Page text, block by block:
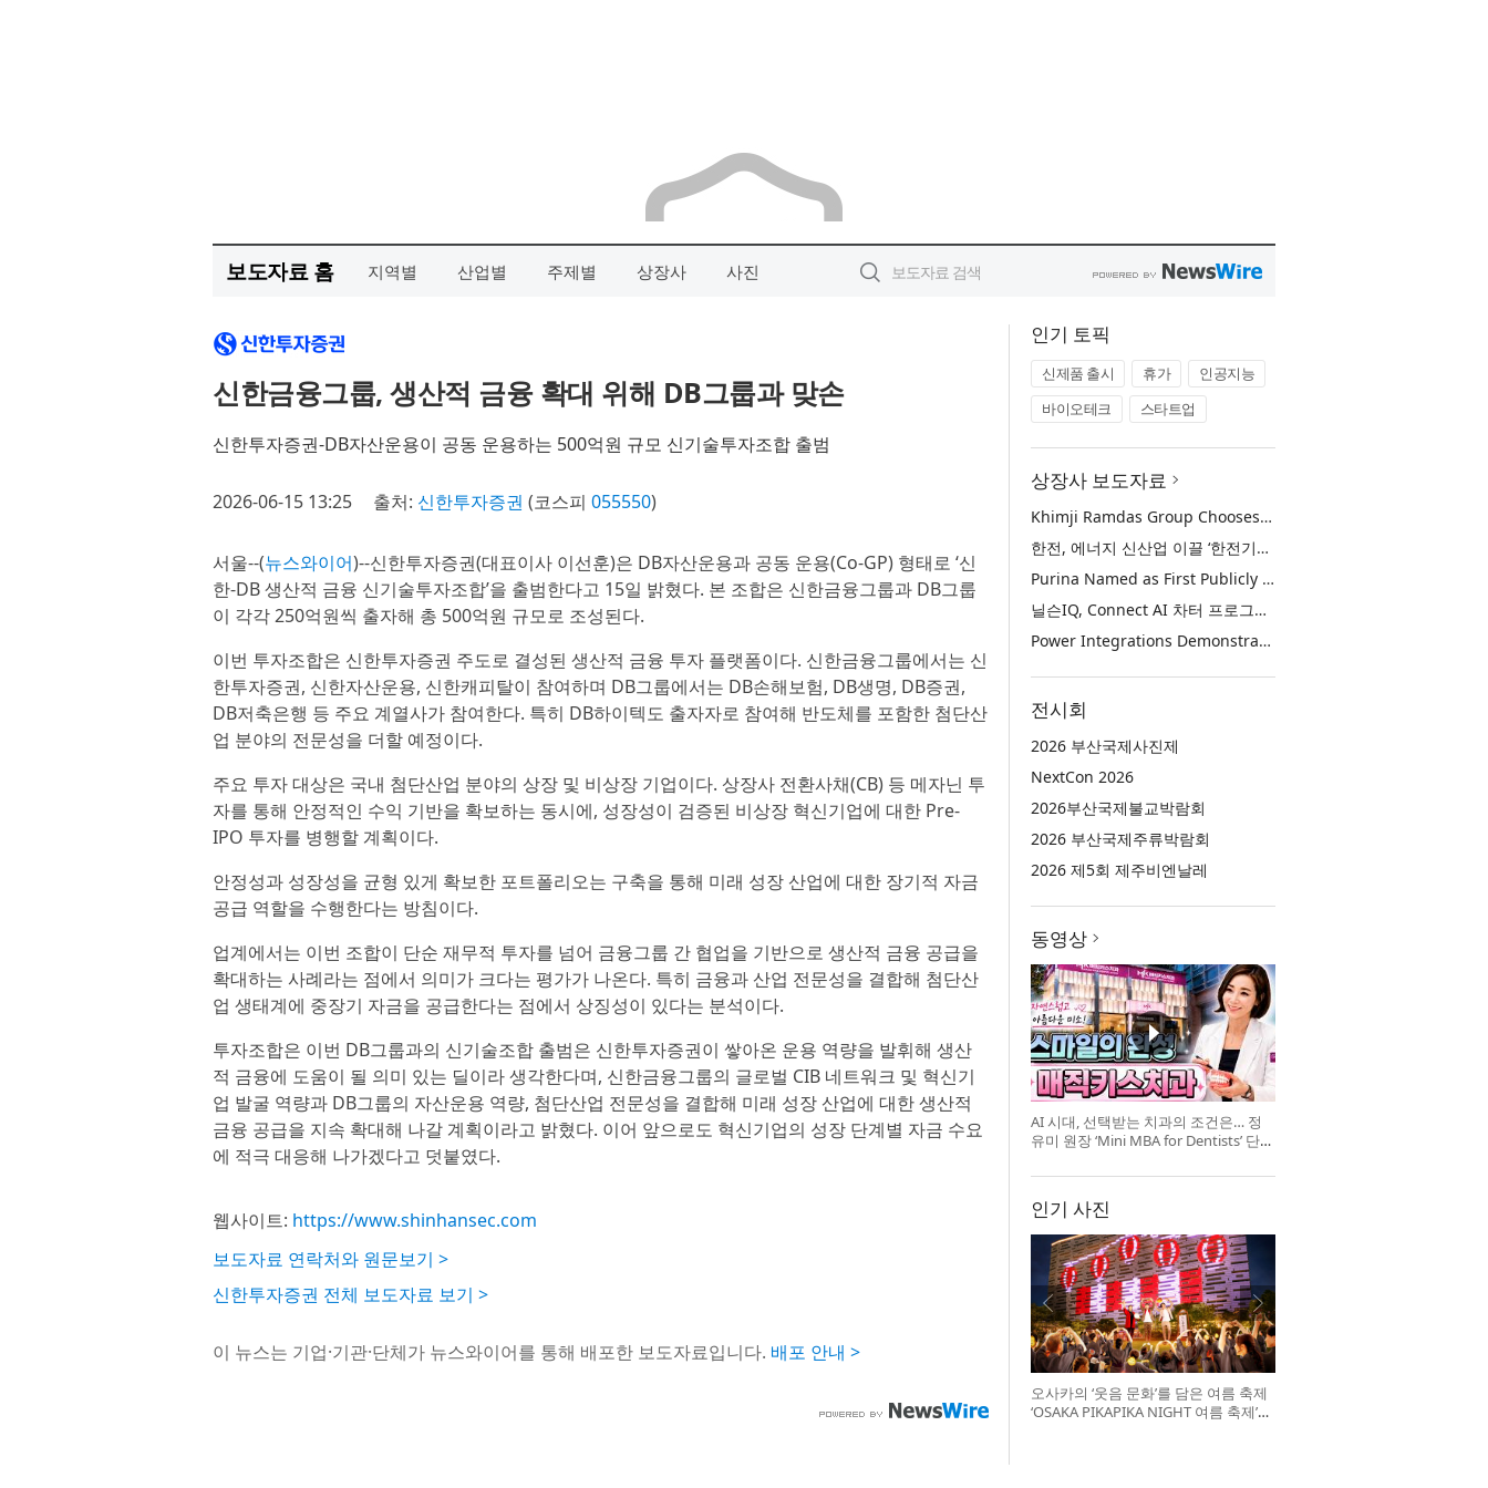
보도자료 홈 지역별 산업별 주제별 상장사 사진
신한금융그룹, 생산적 금융 확대 위해 DB그룹과 맞손
신한투자증권-DB자산운용이 공동 운용하는 500억원 규모 신기술투자조합 출범
2026-06-15 13:25 출처: 신한투자증권 (코스피 055550)
서울--(뉴스와이어)--신한투자증권(대표이사 이선훈)은 DB자산운용과 공동 운용(Co-GP) 형태로 ‘신
한-DB 생산적 금융 신기술투자조합’을 출범한다고 15일 밝혔다. 본 조합은 신한금융그룹과 DB그룹
이 각각 250억원씩 출자해 총 500억원 규모로 조성된다.
이번 투자조합은 신한투자증권 주도로 결성된 생산적 금융 투자 플랫폼이다. 신한금융그룹에서는 신
한투자증권, 신한자산운용, 신한캐피탈이 참여하며 DB그룹에서는 DB손해보험, DB생명, DB증권,
DB저축은행 등 주요 계열사가 참여한다. 특히 DB하이텍도 출자자로 참여해 반도체를 포함한 첨단산
업 분야의 전문성을 더할 예정이다.
주요 투자 대상은 국내 첨단산업 분야의 상장 및 비상장 기업이다. 상장사 전환사채(CB) 등 메자닌 투
자를 통해 안정적인 수익 기반을 확보하는 동시에, 성장성이 검증된 비상장 혁신기업에 대한 Pre-
IPO 투자를 병행할 계획이다.
안정성과 성장성을 균형 있게 확보한 포트폴리오는 구축을 통해 미래 성장 산업에 대한 장기적 자금
공급 역할을 수행한다는 방침이다.
업계에서는 이번 조합이 단순 재무적 투자를 넘어 금융그룹 간 협업을 기반으로 생산적 금융 공급을
확대하는 사례라는 점에서 의미가 크다는 평가가 나온다. 특히 금융과 산업 전문성을 결합해 첨단산
업 생태계에 중장기 자금을 공급한다는 점에서 상징성이 있다는 분석이다.
투자조합은 이번 DB그룹과의 신기술조합 출범은 신한투자증권이 쌓아온 운용 역량을 발휘해 생산
적 금융에 도움이 될 의미 있는 딜이라 생각한다며, 신한금융그룹의 글로벌 CIB 네트워크 및 혁신기
업 발굴 역량과 DB그룹의 자산운용 역량, 첨단산업 전문성을 결합해 미래 성장 산업에 대한 생산적
금융 공급을 지속 확대해 나갈 계획이라고 밝혔다. 이어 앞으로도 혁신기업의 성장 단계별 자금 수요
에 적극 대응해 나가겠다고 덧붙였다.
웹사이트: https://www.shinhansec.com
보도자료 연락처와 원문보기 >
신한투자증권 전체 보도자료 보기 >
이 뉴스는 기업·기관·단체가 뉴스와이어를 통해 배포한 보도자료입니다. 배포 안내 >
인기 토픽
신제품 출시 휴가
인공지능
바이오테크
스타트업
상장사 보도자료
Khimji Ramdas Group Chooses Rimini Street to Reduce SAP Support Costs, Protect 700+ Customizations and Reinvest Savings in Innovation
한전, 에너지 신산업 이끌 ‘한전기술지주’ 공식 출범
Purina Named as First Publicly Announced NIQ ConnectAI Charter Client
닐슨IQ, Connect AI 차터 프로그램 최초 고객사 ‘퓨리나’ 선정
Power Integrations Demonstrates World’s First 2200 V GaN Technology for Next-Era High-Voltage Power Systems
전시회
2026 부산국제사진제
NextCon 2026
2026부산국제불교박람회
2026 부산국제주류박람회
2026 제5회 제주비엔날레
동영상
AI 시대, 선택받는 치과의 조건은… 정
유미 원장 ‘Mini MBA for Dentists’ 단독
인기 사진
오사카의 ‘웃음 문화’를 담은 여름 축제
‘OSAKA PIKAPIKA NIGHT 여름 축제’